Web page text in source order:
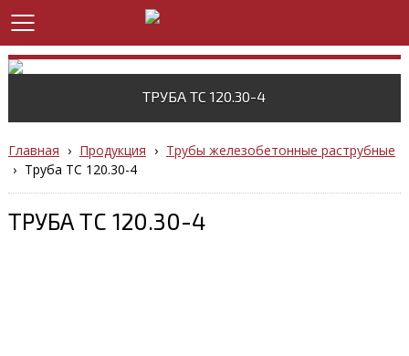
ТРУБА ТС 120.30-4
Главная › Продукция › Трубы железобетонные раструбные
› Труба ТС 120.30-4
ТРУБА ТС 120.30-4